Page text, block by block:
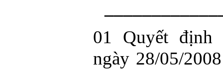
01 Quyết định
ngày 28/05/